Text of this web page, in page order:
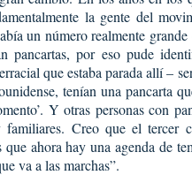
la gente del
un número realmente
pancartas, por eso pude
que estaba parada allí –
tenían una pancarta
Y otras personas con
familiares. Creo que el tercer
ahora hay una agenda de
va a las marchas”.